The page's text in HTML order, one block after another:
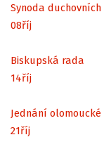
Synoda
08říj
Biskupská rada
14říj
Jednání
21říj